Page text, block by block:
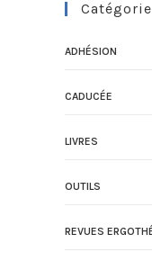
ADHÉSION
CADUCÉE
LIVRES
OUTILS
REVUES